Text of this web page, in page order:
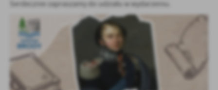
Serdecznie zapraszamy do udziału w wydarzeniu.